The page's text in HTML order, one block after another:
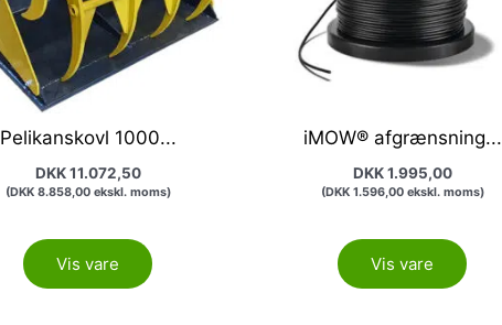
Pelikanskovl 1000...
DKK11.072,50
(DKK8.858,00ekskl. moms)
Vis vare
iMOW® afgrænsning...
DKK1.995,00
(DKK1.596,00ekskl. moms)
Vis vare